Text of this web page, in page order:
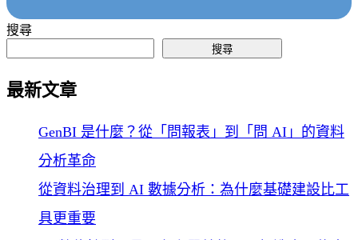
搜尋
搜尋
最新文章
GenBI 是什麼？從「問報表」到「問 AI」的資料
分析革命
從資料治理到 AI 數據分析：為什麼基礎建設比工
具更重要